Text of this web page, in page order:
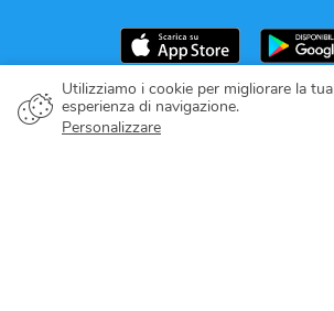
Utilizziamo i cookie per migliorare la tua
esperienza di navigazione.
PersonalizzareProprietario della barca